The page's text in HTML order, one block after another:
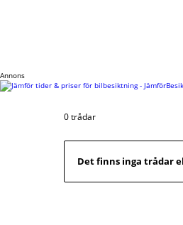
Annons
0 trådar
Det finns inga trådar